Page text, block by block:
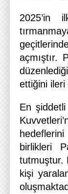
2025’in
açmıştır.
ettiğini ileri
En
birlikleri
tutmuştur.
kişi